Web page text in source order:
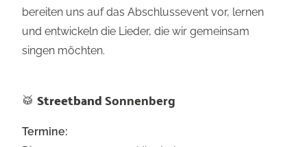
bereiten uns auf das Abschlussevent vor, lernen
und entwickeln die Lieder, die wir gemeinsam
singen möchten.
🥁StreetbandSonnenberg
Termine: